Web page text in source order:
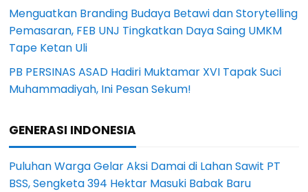
Menguatkan Branding Budaya Betawi dan Storytelling
Pemasaran, FEB UNJ Tingkatkan Daya Saing UMKM
Tape Ketan Uli
PB PERSINAS ASAD Hadiri Muktamar XVI Tapak Suci
Muhammadiyah, Ini Pesan Sekum!
GENERASI INDONESIA
Puluhan Warga Gelar Aksi Damai di Lahan Sawit PT
BSS, Sengketa 394 Hektar Masuki Babak Baru